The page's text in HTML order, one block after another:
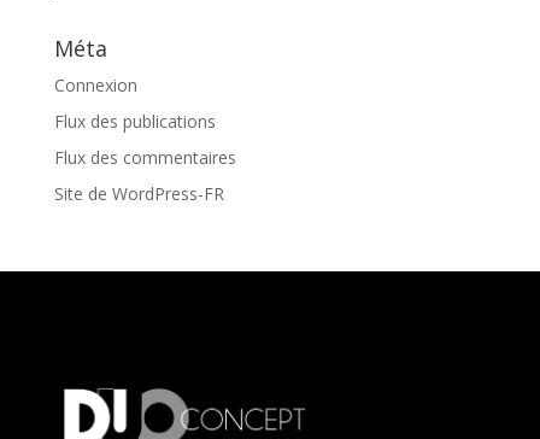
Méta
Connexion
Flux des publications
Flux des commentaires
Site de WordPress-FR